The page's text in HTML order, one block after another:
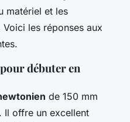
matériel et les
les réponses aux
débuter en
de 150 mm
Il offre un excellent